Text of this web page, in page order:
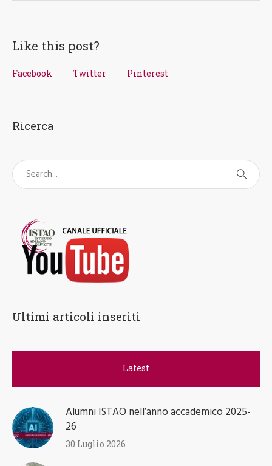
Like this post?
Facebook Twitter Pinterest
Ricerca
Ultimi articoli inseriti
Latest
Alumni ISTAO nell’anno accademico 2025-
26
30 Luglio 2026